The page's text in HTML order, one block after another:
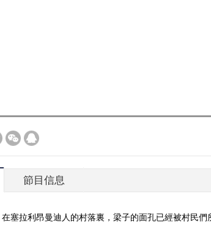
節目信息
塞拉利昂曼迪人的村落裏，梁子的面孔已經被村民